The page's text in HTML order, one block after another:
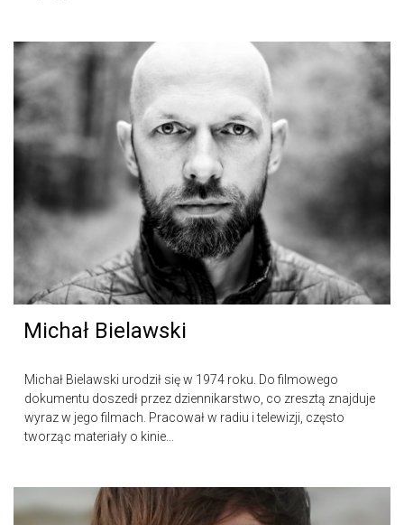
Michał Bielawski
Michał Bielawski urodził się w 1974 roku. Do filmowego
dokumentu doszedł przez dziennikarstwo, co zresztą znajduje
wyraz w jego filmach. Pracował w radiu i telewizji, często
tworząc materiały o kinie...